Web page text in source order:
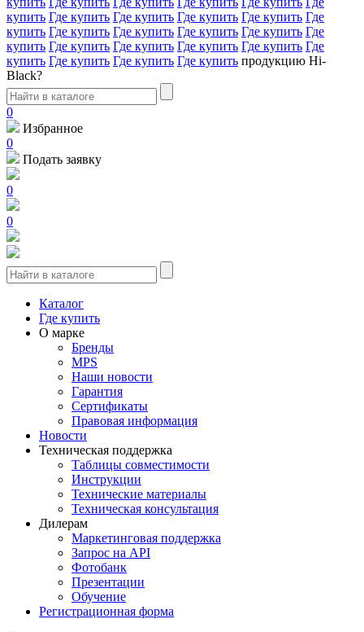
купить Где купить Где купить Где купить Где купить Где
купить Где купить Где купить Где купить Где купить Где
купить Где купить Где купить Где купить Где купить Где
купить Где купить Где купить Где купить продукцию Hi-
Black?
0
Избранное
0
Подать заявку
0
0
Каталог
Где купить
О марке
Бренды
MPS
Наши новости
Гарантия
Сертификаты
Правовая информация
Новости
Техническая поддержка
Таблицы совместимости
Инструкции
Технические материалы
Техническая консультация
Дилерам
Маркетинговая поддержка
Запрос на API
Фотобанк
Презентации
Обучение
Регистрационная форма